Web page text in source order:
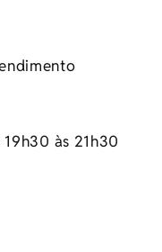
às 21h30